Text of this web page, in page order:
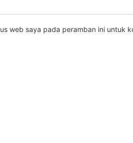
web saya pada peramban ini untuk